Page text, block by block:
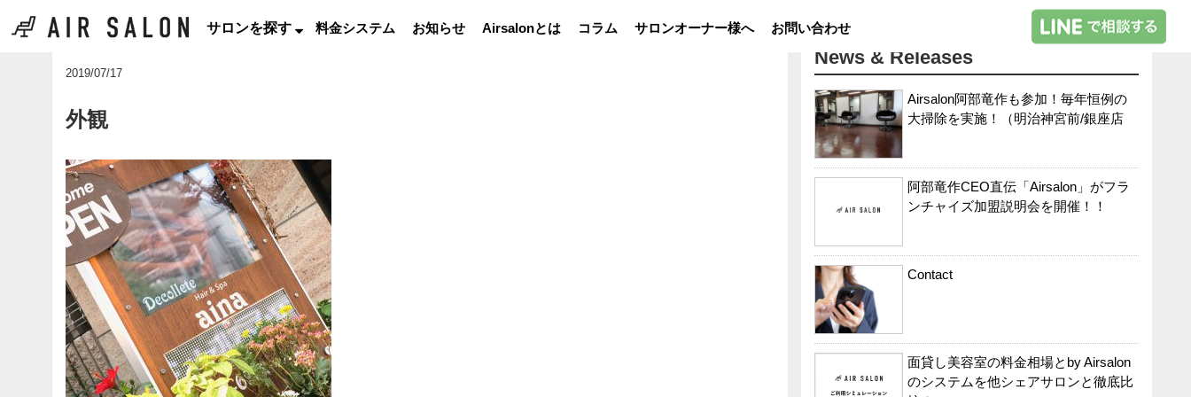
サロンを探す 料金システム お知らせ Airsalonとは コラム サロンオーナー様へ お問い合わせ
2019/07/17
外観
News & Releases
Airsalon阿部竜作も参加！毎年恒例の
大掃除を実施！（明治神宮前/銀座店
阿部竜作CEO直伝「Airsalon」がフラ
ンチャイズ加盟説明会を開催！！
Contact
面貸し美容室の料金相場とby Airsalon
のシステムを他シェアサロンと徹底比